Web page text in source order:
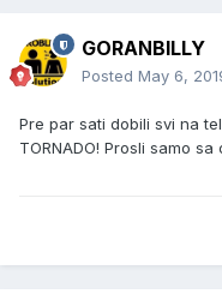
GORANBILLY
Posted May 6,
Pre par sati dobili svi na
TORNADO! Prosli samo sa